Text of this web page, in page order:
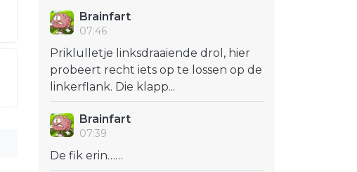
Brainfart
07:46
Priklulletje linksdraaiende drol, hier
probeert recht iets op te lossen op de
linkerflank. Die klapp...
Brainfart
07:39
De fik erin……